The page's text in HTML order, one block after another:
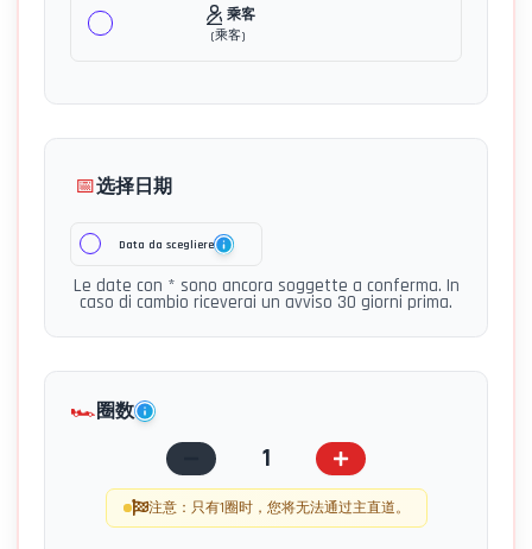
乘客
(乘客)
📅选择日期
Data da scegliere
Le date con * sono ancora soggette a conferma. In
caso di cambio riceverai un avviso 30 giorni prima.
🏎️圈数
1
注意：只有1圈时，您将无法通过主直道。